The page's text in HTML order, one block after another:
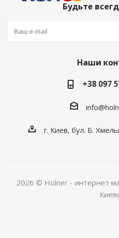
Будьте
Наши
+38 097
г. Киев, бул. Б.
2026 © Holner - интернет